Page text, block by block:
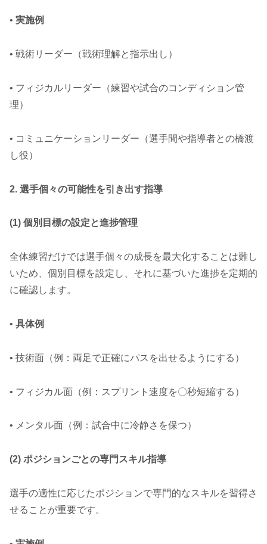
• 実施例
• 戦術リーダー（戦術理解と指示出し）
• フィジカルリーダー（練習や試合のコンディション管
理）
• コミュニケーションリーダー（選手間や指導者との橋渡
し役）
2. 選手個々の可能性を引き出す指導
(1) 個別目標の設定と進捗管理
全体練習だけでは選手個々の成長を最大化することは難し
いため、個別目標を設定し、それに基づいた進捗を定期的
に確認します。
• 具体例
• 技術面（例：両足で正確にパスを出せるようにする）
• フィジカル面（例：スプリント速度を〇秒短縮する）
• メンタル面（例：試合中に冷静さを保つ）
(2) ポジションごとの専門スキル指導
選手の適性に応じたポジションで専門的なスキルを習得さ
せることが重要です。